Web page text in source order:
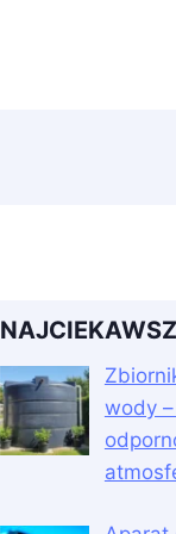
wody –